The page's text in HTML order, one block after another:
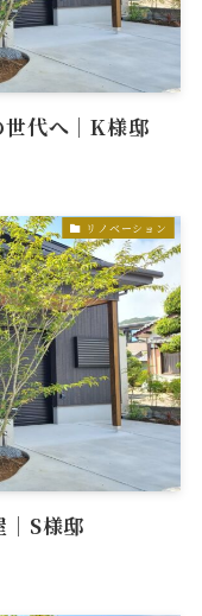
世代へ｜K様邸
リノベーション
｜S様邸